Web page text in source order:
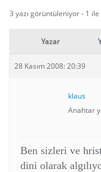
3 yazı görüntüleniyor - 1
Yazar
28 Kasım 2008: 20:39
klaus
Anahtar
Ben sizleri ve
dini olarak